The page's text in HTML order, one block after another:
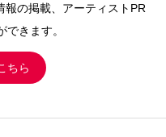
の掲載、アーティストPR
きます。
ちら